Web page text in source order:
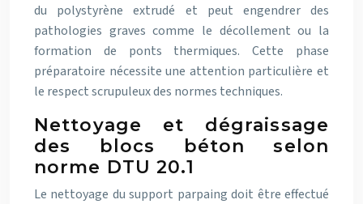
du polystyrène extrudé et peut engendrer des
pathologies graves comme le décollement ou la
formation de ponts thermiques. Cette phase
préparatoire nécessite une attention particulière et
le respect scrupuleux des normes techniques.
Nettoyage et dégraissage
des blocs béton selon
norme DTU 20.1
Le nettoyage du support parpaing doit être effectué